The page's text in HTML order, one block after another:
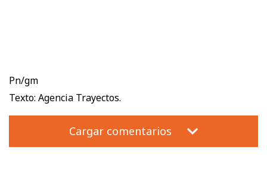
Pn/gm
Texto: Agencia Trayectos.
Cargar comentarios